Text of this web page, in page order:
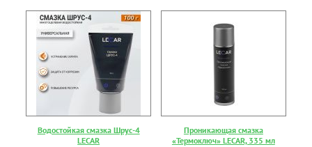
Водостойкая смазка Шрус-4
LECAR
Проникающая смазка
«Термоключ» LECAR, 335 мл